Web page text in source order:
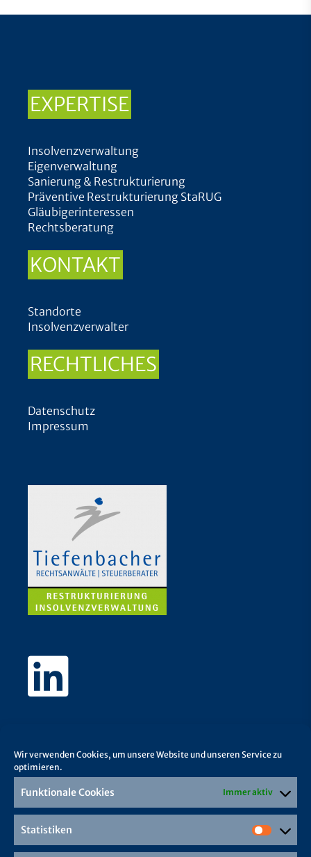
Wir verwenden Cookies, um unsere Website und unseren Service zu
optimieren.
Funktionale Cookies Immer aktiv
Statistiken
EXPERTISE
Insolvenzverwaltung
Eigenverwaltung
Sanierung & Restrukturierung
Präventive Restrukturierung StaRUG
Gläubigerinteressen
Rechtsberatung
KONTAKT
Standorte
Insolvenzverwalter
RECHTLICHES
Datenschutz
Impressum